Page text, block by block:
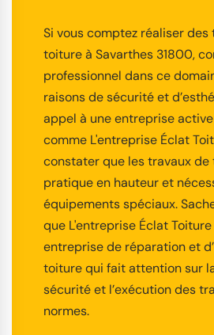
Si vous comptez réaliser des
toiture à Savarthes 31800,
professionnel dans ce
raisons de sécurité et
appel à une entreprise
comme L'entreprise Éclat
constater que les travaux de
pratique en hauteur et
équipements spéciaux.
que L'entreprise Éclat Toiture
entreprise de réparation et
toiture qui fait attention sur
sécurité et l’exécution des
normes.